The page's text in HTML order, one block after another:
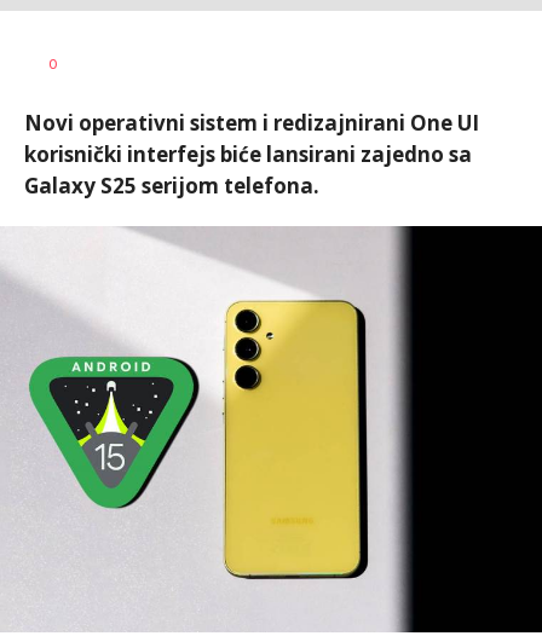
AUTOR
0
Novi operativni sistem i redizajnirani One UI
korisnički interfejs biće lansirani zajedno sa
Galaxy S25 serijom telefona.